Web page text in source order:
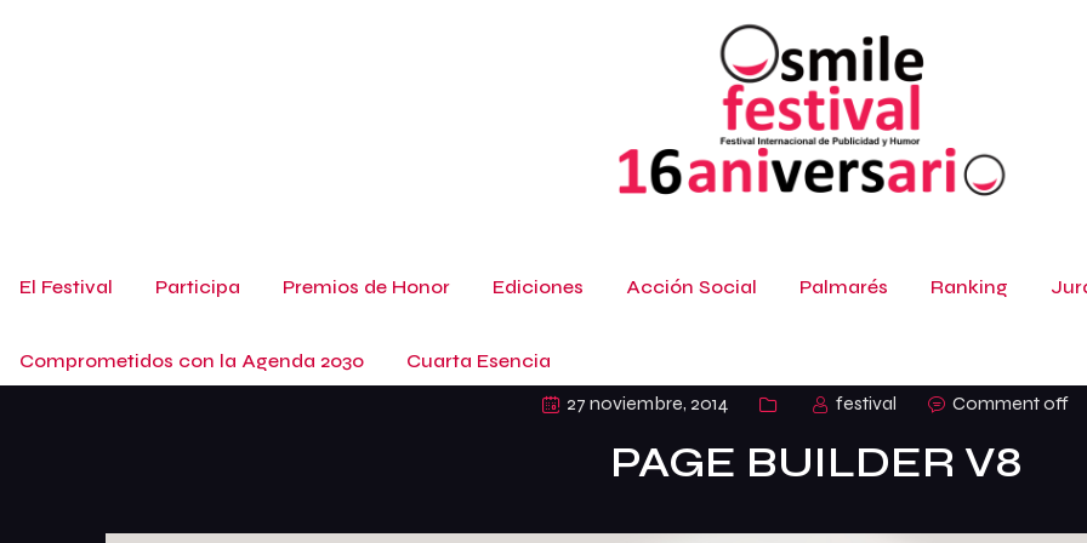
El Festival Participa Premios de Honor Ediciones Acción Social Palmarés Ranking
Comprometidos con la Agenda 2030
Cuarta Esencia
27 noviembre, 2014
festival Comment off
PAGE BUILDER V8